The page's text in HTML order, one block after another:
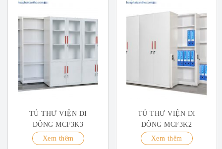
TỦ THƯ VIỆN DI
ĐỘNG MCF3K3
Xem thêm
TỦ THƯ VIỆN DI
ĐỘNG MCF3K2
Xem thêm